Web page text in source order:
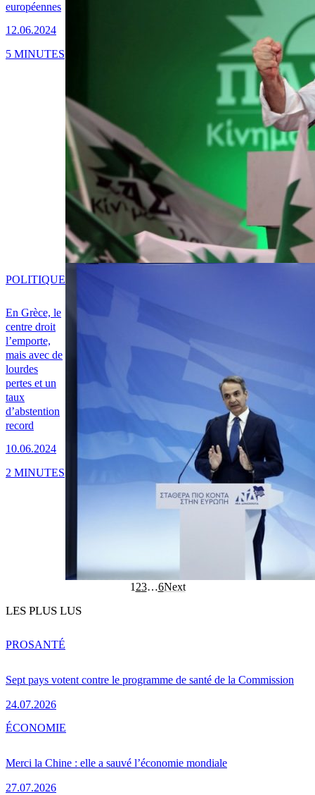
européennes
12.06.2024
5 MINUTES
En Grèce, le
centre droit
l’emporte,
mais avec de
lourdes
pertes et un
taux
d’abstention
record
10.06.2024
POLITIQUE
2 MINUTES
1 23…6Next
LES PLUS LUS
Sept pays votent contre le programme de santé de la Commission
24.07.2026
PROSANTÉ
Merci la Chine : elle a sauvé l’économie mondiale
27.07.2026
ÉCONOMIE